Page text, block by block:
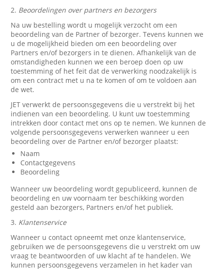
2. Beoordelingen over partners en bezorgers
Na uw bestelling wordt u mogelijk verzocht om een
beoordeling van de Partner of bezorger. Tevens kunnen we
u de mogelijkheid bieden om een beoordeling over
Partners en/of bezorgers in te dienen. Afhankelijk van de
omstandigheden kunnen we een beroep doen op uw
toestemming of het feit dat de verwerking noodzakelijk is
om een contract met u na te komen of om te voldoen aan
de wet.
JET verwerkt de persoonsgegevens die u verstrekt bij het
indienen van een beoordeling. U kunt uw toestemming
intrekken door contact met ons op te nemen. We kunnen de
volgende persoonsgegevens verwerken wanneer u een
beoordeling over de Partner en/of bezorger plaatst:
Naam
Contactgegevens
Beoordeling
Wanneer uw beoordeling wordt gepubliceerd, kunnen de
beoordeling en uw voornaam ter beschikking worden
gesteld aan bezorgers, Partners en/of het publiek.
3. Klantenservice
Wanneer u contact opneemt met onze klantenservice,
gebruiken we de persoonsgegevens die u verstrekt om uw
vraag te beantwoorden of uw klacht af te handelen. We
kunnen persoonsgegevens verzamelen in het kader van